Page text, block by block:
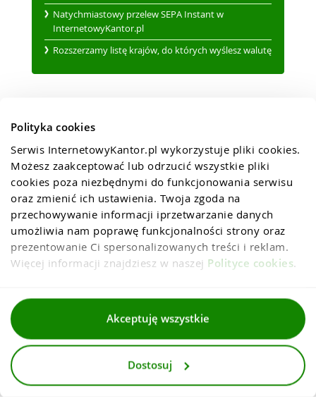
Polityka cookies
Serwis InternetowyKantor.pl wykorzystuje pliki cookies.
Możesz zaakceptować lub odrzucić wszystkie pliki
cookies poza niezbędnymi do funkcjonowania serwisu
oraz zmienić ich ustawienia. Twoja zgoda na
przechowywanie informacji iprzetwarzanie danych
umożliwia nam poprawę funkcjonalności strony oraz
prezentowanie Ci spersonalizowanych treści i reklam.
Więcej informacji znajdziesz w naszej Polityce cookies.
Akceptuję wszystkie
Dostosuj
Natychmiastowy przelew SEPA Instant w
InternetowyKantor.pl
Rozszerzamy listę krajów, do których wyślesz walutę
Regulaminy
Dla mediów